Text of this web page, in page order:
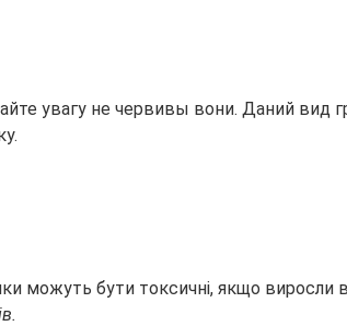
увагу не червивы вони. Даний вид
можуть бути токсичні, якщо виросли